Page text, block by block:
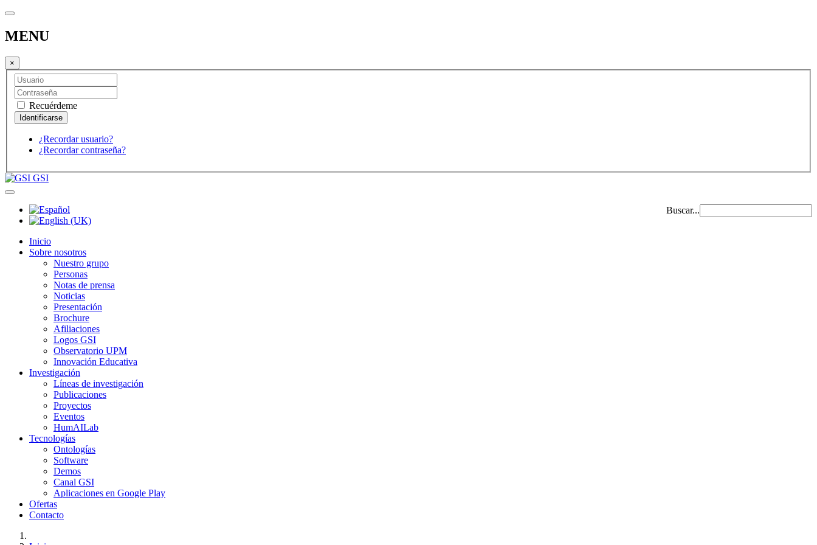
MENU
×
Recuérdeme
¿Recordar usuario?
¿Recordar contraseña?
GSI
Buscar...
Inicio
Sobre nosotros
Nuestro grupo
Personas
Notas de prensa
Noticias
Presentación
Brochure
Afiliaciones
Logos GSI
Observatorio UPM
Innovación Educativa
Investigación
Líneas de investigación
Publicaciones
Proyectos
Eventos
HumAILab
Tecnologías
Ontologías
Software
Demos
Canal GSI
Aplicaciones en Google Play
Ofertas
Contacto